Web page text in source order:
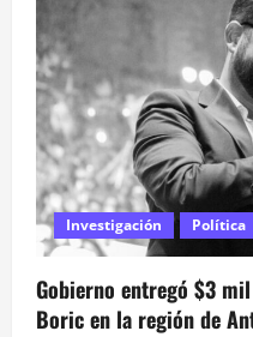
Bomberos
de
la
institución
por
no
cumplir
con
la
asistencia
mínima
Investigación Política
Gobierno entregó $3
Boric en la región de